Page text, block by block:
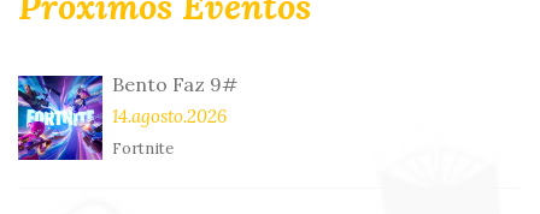
Bento Faz 9#
14.agosto.2026
Fortnite